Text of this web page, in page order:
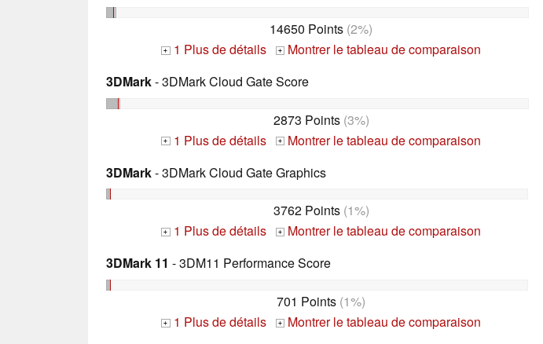
14650 Points (2%)
+ 1 Plus de détails +
Montrer le tableau de comparaison
3DMark- 3DMark Cloud Gate Score
2873 Points(3%)
+ 1 Plus de détails +
Montrer le tableau de comparaison
3DMark- 3DMark Cloud Gate Graphics
3762 Points(1%)
+ 1 Plus de détails +
Montrer le tableau de comparaison
3DMark 11 - 3DM11 Performance Score
701 Points (1%)
+ 1 Plus de détails +
Montrer le tableau de comparaison